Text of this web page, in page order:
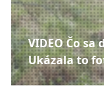
VIDEO Čo
Ukázala to